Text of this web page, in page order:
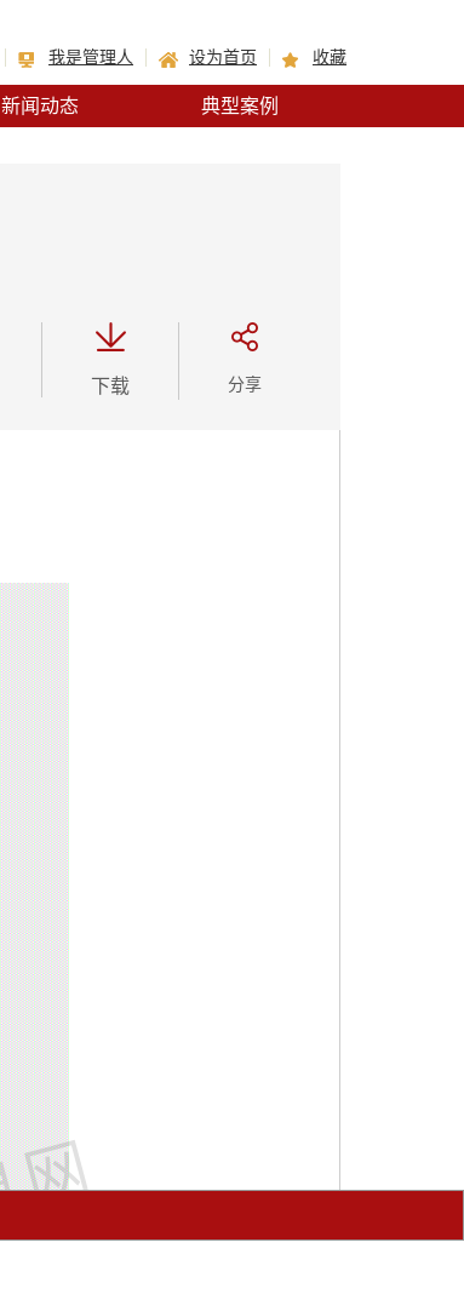
我是管理人 设为首页 收藏
新闻动态 典型案例
下载 分享